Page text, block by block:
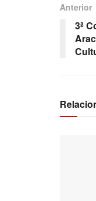
Anterior
3ª